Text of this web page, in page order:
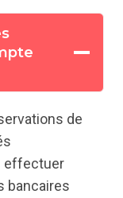
de
effectuer
bancaires